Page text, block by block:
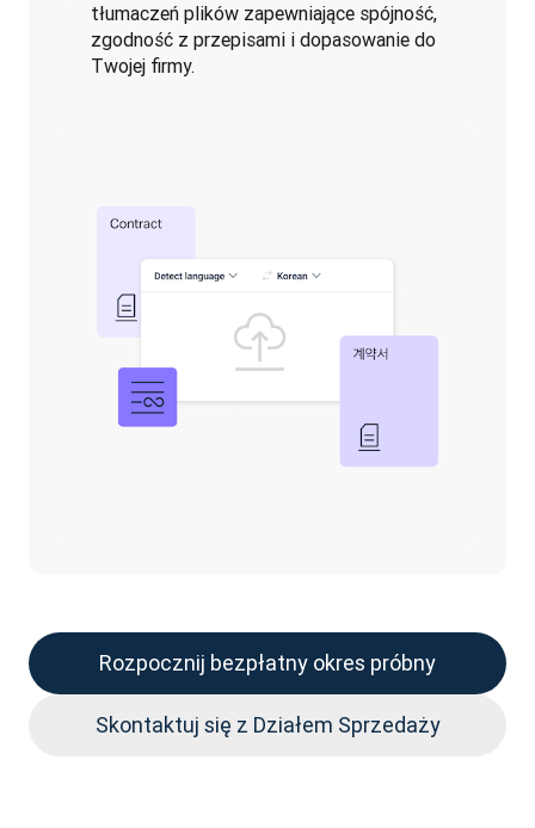
tłumaczeń plików zapewniające spójność,
zgodność z przepisami i dopasowanie do
Twojej firmy.
Rozpocznij bezpłatny okres próbny
Skontaktuj się z Działem Sprzedaży